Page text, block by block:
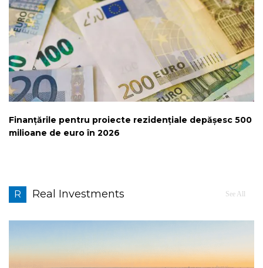
Finanțările pentru proiecte rezidențiale depășesc 500
milioane de euro în 2026
R Real Investments See All